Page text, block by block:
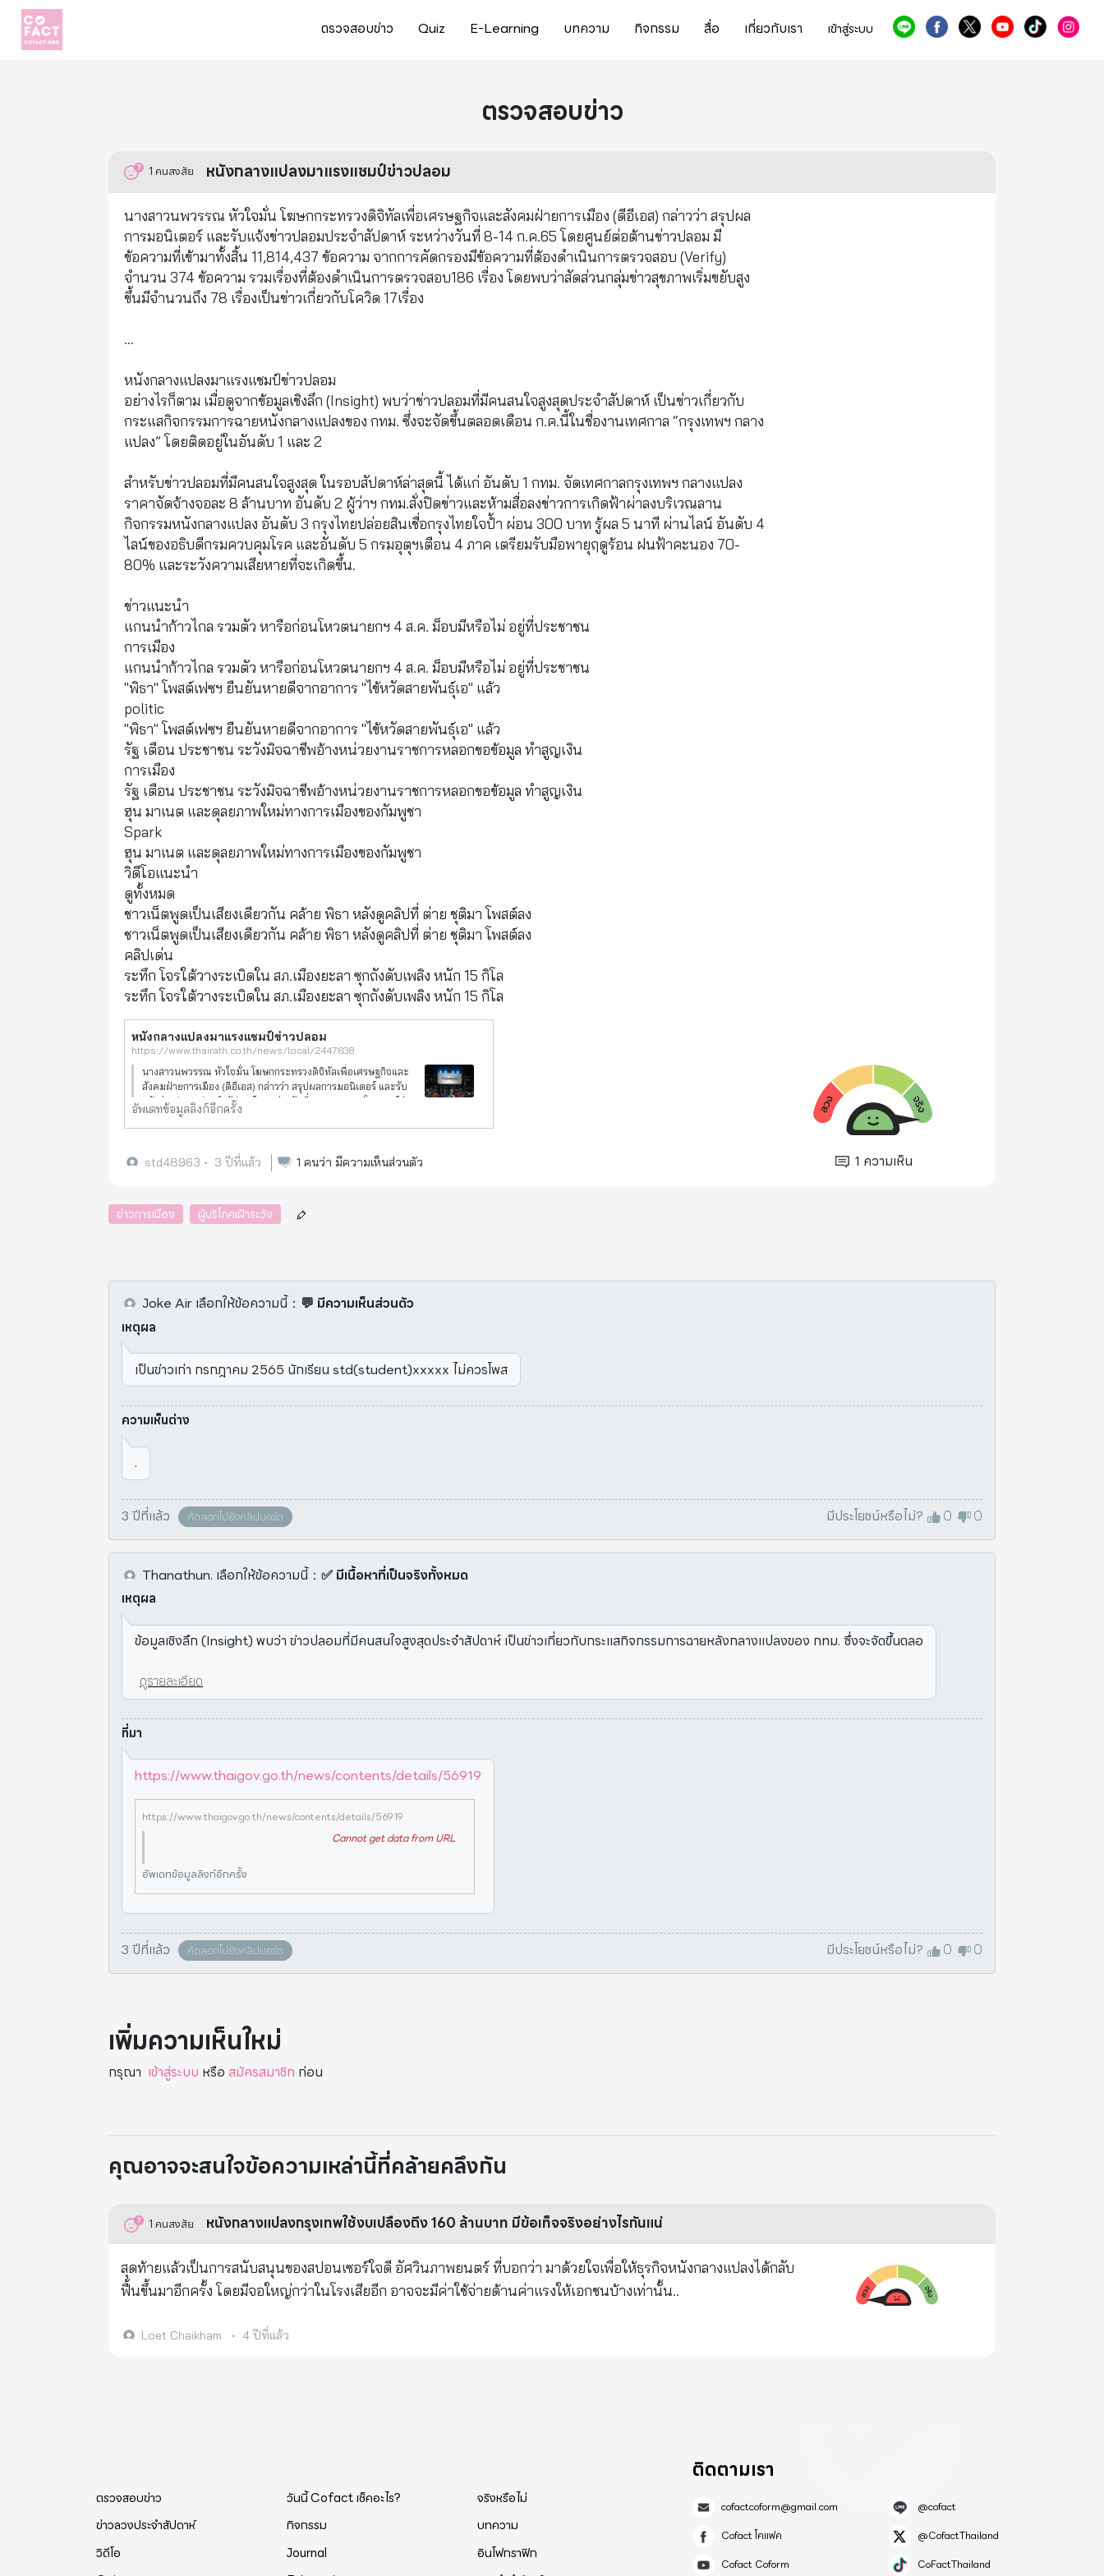
ตรวจสอบข่าว Quiz E-Learning บทความ กิจกรรม สื่อ เกี่ยวกับเรา เข้าสู่ระบบ
ตรวจสอบข่าว
1 คนสงสัย หนังกลางแปลงมาแรงแชมป์ข่าวปลอม
นางสาวนพวรรณ หัวใจมั่น โฆษกกระทรวงดิจิทัลเพื่อเศรษฐกิจและสังคมฝ่ายการเมือง (ดีอีเอส) กล่าวว่า สรุปผล
การมอนิเตอร์ และรับแจ้งข่าวปลอมประจำสัปดาห์ ระหว่างวันที่ 8-14 ก.ค.65 โดยศูนย์ต่อต้านข่าวปลอม มี
ข้อความที่เข้ามาทั้งสิ้น 11,814,437 ข้อความ จากการคัดกรองมีข้อความที่ต้องดำเนินการตรวจสอบ (Verify)
จำนวน 374 ข้อความ รวมเรื่องที่ต้องดำเนินการตรวจสอบ186 เรื่อง โดยพบว่าสัดส่วนกลุ่มข่าวสุขภาพเริ่มขยับสูง
ขึ้นมีจำนวนถึง 78 เรื่องเป็นข่าวเกี่ยวกับโควิด 17เรื่อง
...
หนังกลางแปลงมาแรงแชมป์ข่าวปลอม
อย่างไรก็ตาม เมื่อดูจากข้อมูลเชิงลึก (Insight) พบว่าข่าวปลอมที่มีคนสนใจสูงสุดประจำสัปดาห์ เป็นข่าวเกี่ยวกับ
กระแสกิจกรรมการฉายหนังกลางแปลงของ กทม. ซึ่งจะจัดขึ้นตลอดเดือน ก.ค.นี้ในชื่องานเทศกาล “กรุงเทพฯ กลาง
แปลง” โดยติดอยู่ในอันดับ 1 และ 2
สำหรับข่าวปลอมที่มีคนสนใจสูงสุด ในรอบสัปดาห์ล่าสุดนี้ ได้แก่ อันดับ 1 กทม. จัดเทศกาลกรุงเทพฯ กลางแปลง
ราคาจัดจ้างจอละ 8 ล้านบาท อันดับ 2 ผู้ว่าฯ กทม.สั่งปิดข่าวและห้ามสื่อลงข่าวการเกิดฟ้าผ่าลงบริเวณลาน
กิจกรรมหนังกลางแปลง อันดับ 3 กรุงไทยปล่อยสินเชื่อกรุงไทยใจปํ้า ผ่อน 300 บาท รู้ผล 5 นาที ผ่านไลน์ อันดับ 4
ไลน์ของอธิบดีกรมควบคุมโรค และอันดับ 5 กรมอุตุฯเตือน 4 ภาค เตรียมรับมือพายุฤดูร้อน ฝนฟ้าคะนอง 70-
80% และระวังความเสียหายที่จะเกิดขึ้น.
ข่าวแนะนำ
แกนนำก้าวไกล รวมตัว หารือก่อนโหวตนายกฯ 4 ส.ค. ม็อบมีหรือไม่ อยู่ที่ประชาชน
การเมือง
แกนนำก้าวไกล รวมตัว หารือก่อนโหวตนายกฯ 4 ส.ค. ม็อบมีหรือไม่ อยู่ที่ประชาชน
"พิธา" โพสต์เฟซฯ ยืนยันหายดีจากอาการ "ไข้หวัดสายพันธุ์เอ" แล้ว
politic
"พิธา" โพสต์เฟซฯ ยืนยันหายดีจากอาการ "ไข้หวัดสายพันธุ์เอ" แล้ว
รัฐ เตือน ประชาชน ระวังมิจฉาชีพอ้างหน่วยงานราชการหลอกขอข้อมูล ทำสูญเงิน
การเมือง
รัฐ เตือน ประชาชน ระวังมิจฉาชีพอ้างหน่วยงานราชการหลอกขอข้อมูล ทำสูญเงิน
ฮุน มาเนต และดุลยภาพใหม่ทางการเมืองของกัมพูชา
Spark
ฮุน มาเนต และดุลยภาพใหม่ทางการเมืองของกัมพูชา
วิดีโอแนะนำ
ดูทั้งหมด
ชาวเน็ตพูดเป็นเสียงเดียวกัน คล้าย พิธา หลังดูคลิปที่ ต่าย ชุติมา โพสต์ลง
ชาวเน็ตพูดเป็นเสียงเดียวกัน คล้าย พิธา หลังดูคลิปที่ ต่าย ชุติมา โพสต์ลง
คลิปเด่น
ระทึก โจรใต้วางระเบิดใน สภ.เมืองยะลา ซุกถังดับเพลิง หนัก 15 กิโล
ระทึก โจรใต้วางระเบิดใน สภ.เมืองยะลา ซุกถังดับเพลิง หนัก 15 กิโล
หนังกลางแปลงมาแรงแชมป์ข่าวปลอม
https://www.thairath.co.th/news/local/2447638
นางสาวนพวรรณ หัวใจมั่น โฆษกกระทรวงดิจิทัลเพื่อเศรษฐกิจและ
สังคมฝ่ายการเมือง (ดีอีเอส) กล่าวว่า สรุปผลการมอนิเตอร์ และรับ
แจ้งข่าวปลอมประจำสัปดาห์ ระหว่างวันที่ 8-14 ก.ค.65 โดยศูนย์ต่อ
ต้านข่าวปลอม มีข้อค
อัพเดทข้อมูลลิงก์อีกครั้ง
std48963 • 3 ปีที่แล้ว 1 คนว่า มีความเห็นส่วนตัว 1 ความเห็น
ข่าวการเมือง ผู้บริโภคเฝ้าระวัง
Joke Air เลือกให้ข้อความนี้： 💬 มีความเห็นส่วนตัว
เหตุผล
เป็นข่าวเก่า กรกฎาคม 2565 นักเรียน std(student)xxxxx ไม่ควรโพส
ความเห็นต่าง
.
3 ปีที่แล้ว คัดลอกไปยังคลิปบอร์ด มีประโยชน์หรือไม่? 0 0
Thanathun. เลือกให้ข้อความนี้： ✅ มีเนื้อหาที่เป็นจริงทั้งหมด
เหตุผล
ข้อมูลเชิงลึก (Insight) พบว่า ข่าวปลอมที่มีคนสนใจสูงสุดประจำสัปดาห์ เป็นข่าวเกี่ยวกับกระแสกิจกรรมการฉายหลังกลางแปลงของ กทม. ซึ่งจะจัดขึ้นตลอ
ดูรายละเอียด
ที่มา
https://www.thaigov.go.th/news/contents/details/56919
https://www.thaigov.go.th/news/contents/details/56919
Cannot get data from URL
อัพเดทข้อมูลลิงก์อีกครั้ง
3 ปีที่แล้ว คัดลอกไปยังคลิปบอร์ด มีประโยชน์หรือไม่? 0 0
เพิ่มความเห็นใหม่
กรุณา เข้าสู่ระบบ หรือ สมัครสมาชิก ก่อน
คุณอาจจะสนใจข้อความเหล่านี้ที่คล้ายคลึงกัน
1 คนสงสัย หนังกลางแปลงกรุงเทพใช้งบเปลืองถึง 160 ล้านบาท มีข้อเท็จจริงอย่างไรกันแน่
สุดท้ายแล้วเป็นการสนับสนุนของสปอนเซอร์ใจดี อัศวินภาพยนตร์ ที่บอกว่า มาด้วยใจเพื่อให้ธุรกิจหนังกลางแปลงได้กลับ
ฟื้นขึ้นมาอีกครั้ง โดยมีจอใหญ่กว่าในโรงเสียอีก อาจจะมีค่าใช้จ่ายด้านค่าแรงให้เอกชนบ้างเท่านั้น..
Loet Chaikham • 4 ปีที่แล้ว
ตรวจสอบข่าว วันนี้ Cofact เช็คอะไร?
จริงหรือไม่
ข่าวลวงประจำสัปดาห์
กิจกรรม
บทความ
วิดีโอ
Journal
อินโฟกราฟิก
ติดตามเรา
cofactcoform@gmail.com
@cofact
Cofact โคแฟค
@CofactThailand
Cofact Coform
CoFactThailand